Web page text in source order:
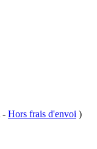
- Hors frais d'envoi )